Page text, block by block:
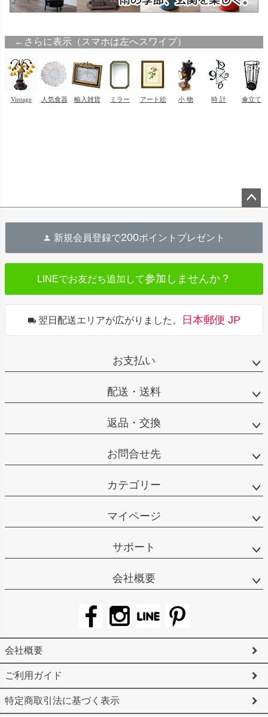
新規会員登録で200ポイントプレゼント
LINEでお友だち追加して参加しませんか？
翌日配送エリアが広がりました。 日本郵便 JP
お支払い
配送・送料
返品・交換
お問合せ先
カテゴリー
マイページ
サポート
会社概要
会社概要
ご利用ガイド
特定商取引法に基づく表示